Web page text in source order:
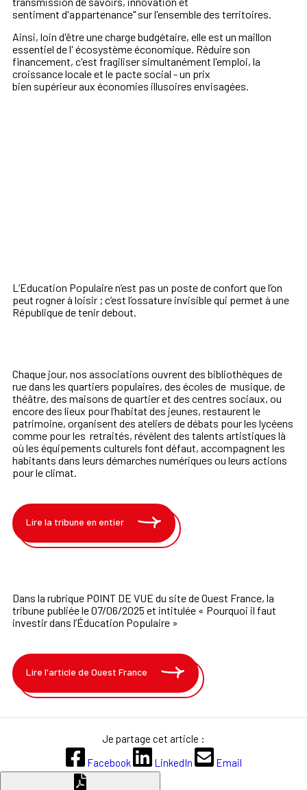
sentiment d'appartenance" sur l'ensemble des territoires.
Ainsi, loin d'être une charge budgétaire, elle est un maillon
essentiel de l' écosystème économique. Réduire son
financement, c'est fragiliser simultanément l'emploi, la
croissance locale et le pacte social - un prix
bien supérieur aux économies illusoires envisagées.
L’Education Populaire n’est pas un poste de confort que l’on
peut rogner à loisir ; c’est l’ossature invisible qui permet à une
République de tenir debout.
Chaque jour, nos associations ouvrent des bibliothèques de
rue dans les quartiers populaires, des écoles de musique, de
théâtre, des maisons de quartier et des centres sociaux, ou
encore des lieux pour l’habitat des jeunes, restaurent le
patrimoine, organisent des ateliers de débats pour les lycéens
comme pour les retraités, révèlent des talents artistiques là
où les équipements culturels font défaut, accompagnent les
habitants dans leurs démarches numériques ou leurs actions
pour le climat.
Lire la tribune en entier
Dans la rubrique POINT DE VUE du site de Ouest France, la
tribune publiée le07/06/2025 et intitulée « Pourquoi il faut
investir dans l’Éducation Populaire »
Lire l'article de Ouest France
Je partage cet article :
Facebook
LinkedIn Email